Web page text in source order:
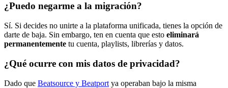
¿Puedo negarme a la migración?
Sí. Si decides no unirte a la plataforma unificada, tienes la opción de
darte de baja. Sin embargo, ten en cuenta que esto eliminará
permanentemente tu cuenta, playlists, librerías y datos.
¿Qué ocurre con mis datos de privacidad?
Dado que Beatsource y Beatport ya operaban bajo la misma